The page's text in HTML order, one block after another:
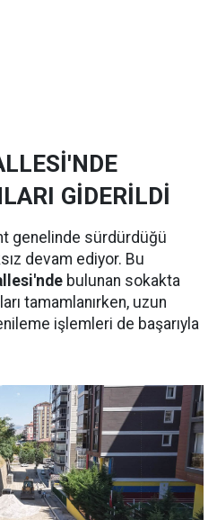
GİDERİLDİ
genelinde sürdürdüğü
devam ediyor. Bu
bulunan sokakta
tamamlanırken, uzun
işlemleri de başarıyla